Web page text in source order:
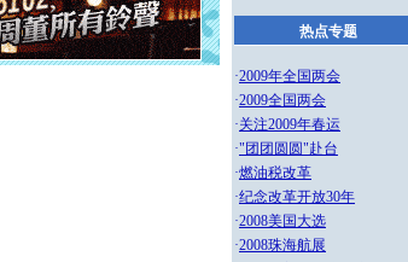
事如愿
叶子：第一片叶子是信仰，第二
子是爱情，第四片叶子是幸运。
热点专题
·2009年全国两会
·2009全国两会
·关注2009年春运
·"团团圆圆"赴台
·燃油税改革
·纪念改革开放30年
·2008美国大选
·2008珠海航展